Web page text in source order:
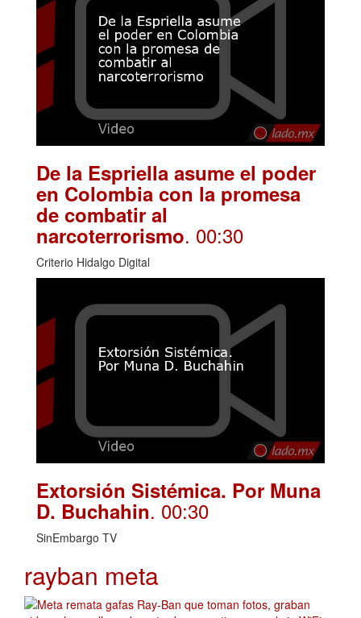
De la Espriella asume el poder
en Colombia con la promesa
de combatir al
narcoterrorismo. 00:30
Criterio Hidalgo Digital
Extorsión Sistémica. Por Muna
D. Buchahin. 00:30
SinEmbargo TV
rayban meta